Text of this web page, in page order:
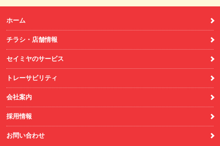
ホーム
チラシ・店舗情報
セイミヤのサービス
トレーサビリティ
会社案内
採用情報
お問い合わせ